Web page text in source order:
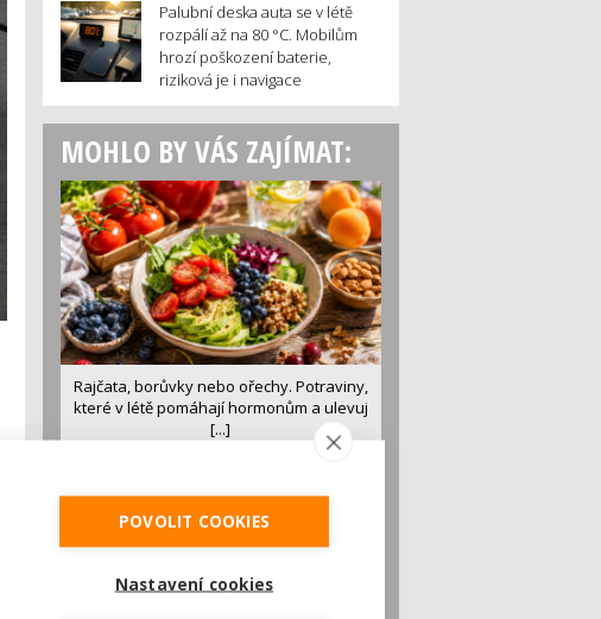
Palubní deska auta se v létě
rozpálí až na 80 °C. Mobilům
hrozí poškození baterie,
riziková je i navigace
MOHLO BY VÁS ZAJÍMAT:
Rajčata, borůvky nebo ořechy. Potraviny,
které v létě pomáhají hormonům a ulevuj
[...]
luštěniny jsou práv...
POVOLIT COOKIES
Nastavení cookies